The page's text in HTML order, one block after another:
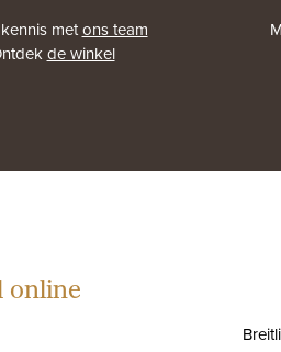
metons team
de winkel
online